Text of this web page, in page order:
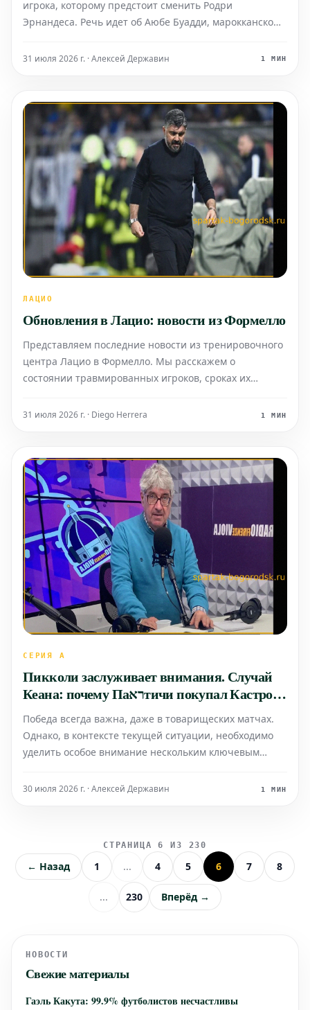
игрока, которому предстоит сменить Родри
Эрнандеса. Речь идет об Аюбе Буадди, марокканском
Он рассматривается как очень перспективный игрок.
31 июля 2026 г. · Алексей Державин 1 МИН
ЛАЦИО
Обновления в Лацио: новости из Формелло
Представляем последние новости из тренировочного
центра Лацио в Формелло. Мы расскажем о
состоянии травмированных игроков, сроках их
ближайшие матчи, а также о футболистах,
31 июля 2026 г. · Diego Herrera 1 МИН
СЕРИЯ А
Пикколи заслуживает внимания. Случай
Кеана: почему Паראтичи покупал Кастро и
хочет Пеллегрино? Нужны атакующие
вингеры. Гроссо не любит Фагиоли в роли
плеймейкера, при хорошем предложении
он может уйти
Победа всегда важна, даже в товарищеских матчах.
Однако, в контексте текущей ситуации, необходимо
уделить особое внимание нескольким ключевым
состава команды. Случай с Мойзе Кеаном поднимает
30 июля 2026 г. · Алексей Державин 1 МИН
СТРАНИЦА 6 ИЗ 230
← Назад 1 ... 4 5 6 7 8
... 230 Вперёд →
НОВОСТИ
Свежие материалы
Гаэль Какута: 99.9% футболистов несчастливы